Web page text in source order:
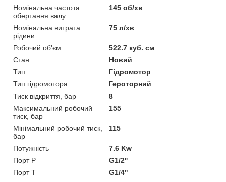
Номінальна частота
обертання валу
145 об/хв
Номінальна витрата
рідини
75 л/хв
Робочий об'єм
522.7 куб. см
Стан
Новий
Тип
Гідромотор
Тип гідромотора
Героторний
Тиск відкриття, бар
8
Максимальний робочий
тиск, бар
155
Мінімальний робочий тиск,
бар
115
Потужність
7.6 Kw
Порт P
G1/2''
Порт T
G1/4"